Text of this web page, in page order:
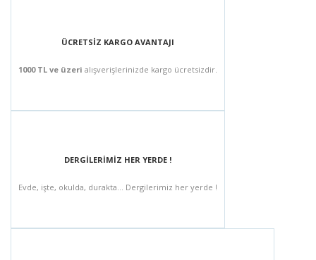
ÜCRETSİZ KARGO AVANTAJI
1000 TL ve üzeri alışverişlerinizde kargo ücretsizdir.
DERGİLERİMİZ HER YERDE !
Evde, işte, okulda, durakta... Dergilerimiz her yerde !